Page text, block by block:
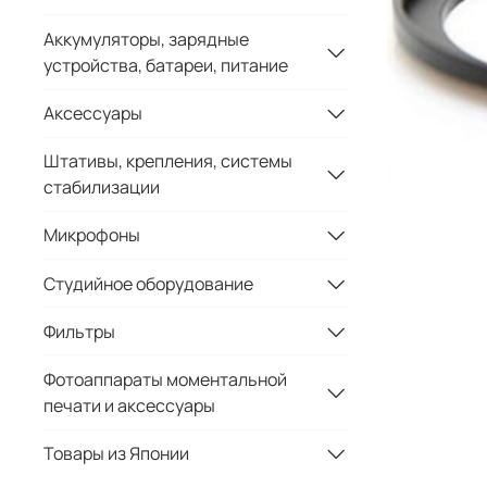
Аккумуляторы, зарядные
устройства, батареи, питание
Аксессуары
Штативы, крепления, системы
стабилизации
Микрофоны
Студийное оборудование
Фильтры
Фотоаппараты моментальной
печати и аксессуары
Товары из Японии